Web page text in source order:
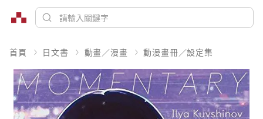
首頁 日文書 動畫／漫畫 動漫畫冊／設定集